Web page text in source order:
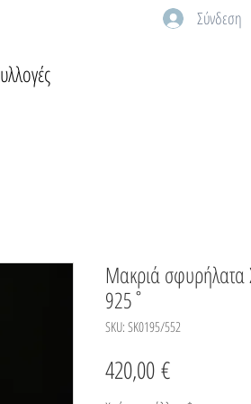
Σύνδεση
Μακριά σφυρήλατα
925˚
SKU: SK0195/552
420,00 €Τιμή